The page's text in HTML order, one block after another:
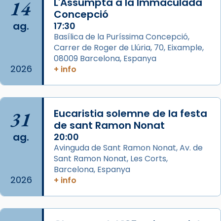
missa d’acció de gràcies en agraïment al
comitè organitzador de la visita apostòlica
del Sant Pare Lleó XIV a Barcelona, i als
col·laboradors, a la Catedral de Barcelona.
L’arquebisbe de Barcelona, el cardenal Joan
Josep Omella, ha presidit la missa i l’ha
concelebrat el bisbe auxiliar de Barcelona,
Mons. David Abadías.
📸 Dr. G. Simón
Photo
View on Facebook Share
Arquebisbat de Barcelona
2 weeks ago
Memòria de les santes Juliana i
Semproniana, verges i màrtirs.
14
ag.
2026
Concepció
17:30
Basílica de la Puríssima Concepció,
Carrer de Roger de Llúria, 70, Eixample,
08009 Barcelona, Espanya
+ info
31
ag.
2026
Eucaristia solemne de la festa
de sant Ramon Nonat
20:00
Avinguda de Sant Ramon Nonat, Av. de
Sant Ramon Nonat, Les Corts,
Barcelona, Espanya
+ info